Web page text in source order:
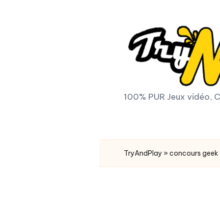
T
y
A
100% PUR Jeux vidéo,
TryAndPlay » concours geek